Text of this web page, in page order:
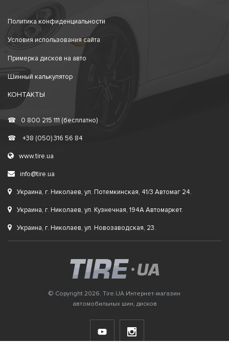
Политика конфиденциальности
Условия использования сайта
Примерка дисков на авто
Шинный калькулятор
КОНТАКТЫ
☎ 0 800 215 111 (бесплатно)
☎ +38 (050) 316 56 84
www.tire.ua
info@tire.ua
Украина, г. Николаев, ул. Потемкинская, 41/3 Автомаг 24.
Украина, г. Николаев, ул. Кузнечная, 194А Автомаркет.
Украина, г. Николаев, ул. Новозаводская, 23.
© Copyright 2026. Tire.UA Интернет-магазин
автомобильных шин, дисков